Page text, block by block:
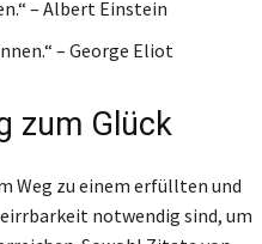
– Albert Einstein
– George Eliot
zum Glück
Weg zu einem erfüllten und
notwendig sind, um